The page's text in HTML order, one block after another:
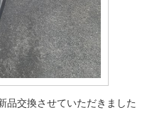
品交換させていただきました